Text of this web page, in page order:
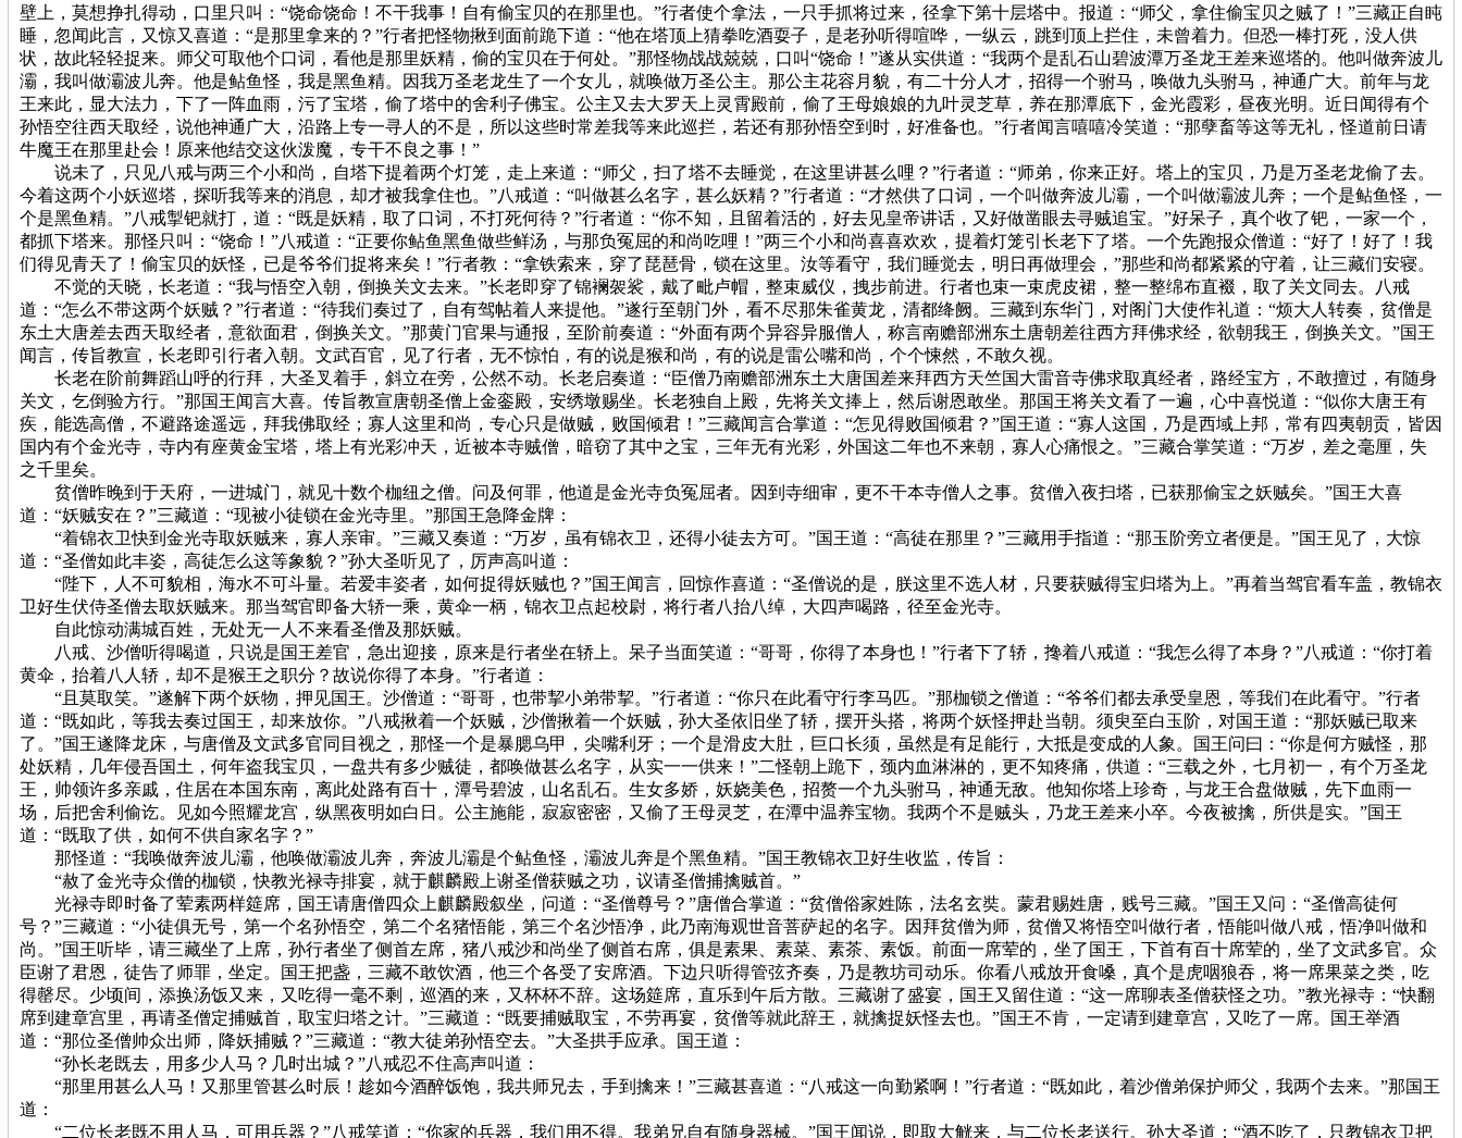
壁上，莫想挣扎得动，口里只叫：“饶命饶命！不干我事！自有偷宝贝的在那里也。”行者使个拿法，一只手抓将过来，径拿下第十层塔中。报道：“师父，拿住偷宝贝之贼了！”三藏正自盹
睡，忽闻此言，又惊又喜道：“是那里拿来的？”行者把怪物揪到面前跪下道：“他在塔顶上猜拳吃酒耍子，是老孙听得喧哗，一纵云，跳到顶上拦住，未曾着力。但恐一棒打死，没人供
状，故此轻轻捉来。师父可取他个口词，看他是那里妖精，偷的宝贝在于何处。”那怪物战战兢兢，口叫“饶命！”遂从实供道：“我两个是乱石山碧波潭万圣龙王差来巡塔的。他叫做奔波儿
灞，我叫做灞波儿奔。他是鲇鱼怪，我是黑鱼精。因我万圣老龙生了一个女儿，就唤做万圣公主。那公主花容月貌，有二十分人才，招得一个驸马，唤做九头驸马，神通广大。前年与龙
王来此，显大法力，下了一阵血雨，污了宝塔，偷了塔中的舍利子佛宝。公主又去大罗天上灵霄殿前，偷了王母娘娘的九叶灵芝草，养在那潭底下，金光霞彩，昼夜光明。近日闻得有个
孙悟空往西天取经，说他神通广大，沿路上专一寻人的不是，所以这些时常差我等来此巡拦，若还有那孙悟空到时，好准备也。”行者闻言嘻嘻冷笑道：“那孽畜等这等无礼，怪道前日请
牛魔王在那里赴会！原来他结交这伙泼魔，专干不良之事！”
说未了，只见八戒与两三个小和尚，自塔下提着两个灯笼，走上来道：“师父，扫了塔不去睡觉，在这里讲甚么哩？”行者道：“师弟，你来正好。塔上的宝贝，乃是万圣老龙偷了去。
今着这两个小妖巡塔，探听我等来的消息，却才被我拿住也。”八戒道：“叫做甚么名字，甚么妖精？”行者道：“才然供了口词，一个叫做奔波儿灞，一个叫做灞波儿奔；一个是鲇鱼怪，一
个是黑鱼精。”八戒掣钯就打，道：“既是妖精，取了口词，不打死何待？”行者道：“你不知，且留着活的，好去见皇帝讲话，又好做凿眼去寻贼追宝。”好呆子，真个收了钯，一家一个，
都抓下塔来。那怪只叫：“饶命！”八戒道：“正要你鲇鱼黑鱼做些鲜汤，与那负冤屈的和尚吃哩！”两三个小和尚喜喜欢欢，提着灯笼引长老下了塔。一个先跑报众僧道：“好了！好了！我
们得见青天了！偷宝贝的妖怪，已是爷爷们捉将来矣！”行者教：“拿铁索来，穿了琵琶骨，锁在这里。汝等看守，我们睡觉去，明日再做理会，”那些和尚都紧紧的守着，让三藏们安寝。
不觉的天晓，长老道：“我与悟空入朝，倒换关文去来。”长老即穿了锦襕袈裟，戴了毗卢帽，整束威仪，拽步前进。行者也束一束虎皮裙，整一整绵布直裰，取了关文同去。八戒
道：“怎么不带这两个妖贼？”行者道：“待我们奏过了，自有驾帖着人来提他。”遂行至朝门外，看不尽那朱雀黄龙，清都绛阙。三藏到东华门，对阁门大使作礼道：“烦大人转奏，贫僧是
东土大唐差去西天取经者，意欲面君，倒换关文。”那黄门官果与通报，至阶前奏道：“外面有两个异容异服僧人，称言南赡部洲东土唐朝差往西方拜佛求经，欲朝我王，倒换关文。”国王
闻言，传旨教宣，长老即引行者入朝。文武百官，见了行者，无不惊怕，有的说是猴和尚，有的说是雷公嘴和尚，个个悚然，不敢久视。
长老在阶前舞蹈山呼的行拜，大圣叉着手，斜立在旁，公然不动。长老启奏道：“臣僧乃南赡部洲东土大唐国差来拜西方天竺国大雷音寺佛求取真经者，路经宝方，不敢擅过，有随身
关文，乞倒验方行。”那国王闻言大喜。传旨教宣唐朝圣僧上金銮殿，安绣墩赐坐。长老独自上殿，先将关文捧上，然后谢恩敢坐。那国王将关文看了一遍，心中喜悦道：“似你大唐王有
疾，能选高僧，不避路途遥远，拜我佛取经；寡人这里和尚，专心只是做贼，败国倾君！”三藏闻言合掌道：“怎见得败国倾君？”国王道：“寡人这国，乃是西域上邦，常有四夷朝贡，皆因
国内有个金光寺，寺内有座黄金宝塔，塔上有光彩冲天，近被本寺贼僧，暗窃了其中之宝，三年无有光彩，外国这二年也不来朝，寡人心痛恨之。”三藏合掌笑道：“万岁，差之毫厘，失
之千里矣。
贫僧昨晚到于天府，一进城门，就见十数个枷纽之僧。问及何罪，他道是金光寺负冤屈者。因到寺细审，更不干本寺僧人之事。贫僧入夜扫塔，已获那偷宝之妖贼矣。”国王大喜
道：“妖贼安在？”三藏道：“现被小徒锁在金光寺里。”那国王急降金牌：
“着锦衣卫快到金光寺取妖贼来，寡人亲审。”三藏又奏道：“万岁，虽有锦衣卫，还得小徒去方可。”国王道：“高徒在那里？”三藏用手指道：“那玉阶旁立者便是。”国王见了，大惊
道：“圣僧如此丰姿，高徒怎么这等象貌？”孙大圣听见了，厉声高叫道：
“陛下，人不可貌相，海水不可斗量。若爱丰姿者，如何捉得妖贼也？”国王闻言，回惊作喜道：“圣僧说的是，朕这里不选人材，只要获贼得宝归塔为上。”再着当驾官看车盖，教锦衣
卫好生伏侍圣僧去取妖贼来。那当驾官即备大轿一乘，黄伞一柄，锦衣卫点起校尉，将行者八抬八绰，大四声喝路，径至金光寺。
自此惊动满城百姓，无处无一人不来看圣僧及那妖贼。
八戒、沙僧听得喝道，只说是国王差官，急出迎接，原来是行者坐在轿上。呆子当面笑道：“哥哥，你得了本身也！”行者下了轿，搀着八戒道：“我怎么得了本身？”八戒道：“你打着
黄伞，抬着八人轿，却不是猴王之职分？故说你得了本身。”行者道：
“且莫取笑。”遂解下两个妖物，押见国王。沙僧道：“哥哥，也带挈小弟带挈。”行者道：“你只在此看守行李马匹。”那枷锁之僧道：“爷爷们都去承受皇恩，等我们在此看守。”行者
道：“既如此，等我去奏过国王，却来放你。”八戒揪着一个妖贼，沙僧揪着一个妖贼，孙大圣依旧坐了轿，摆开头搭，将两个妖怪押赴当朝。须臾至白玉阶，对国王道：“那妖贼已取来
了。”国王遂降龙床，与唐僧及文武多官同目视之，那怪一个是暴腮乌甲，尖嘴利牙；一个是滑皮大肚，巨口长须，虽然是有足能行，大抵是变成的人象。国王问曰：“你是何方贼怪，那
处妖精，几年侵吾国土，何年盗我宝贝，一盘共有多少贼徒，都唤做甚么名字，从实一一供来！”二怪朝上跪下，颈内血淋淋的，更不知疼痛，供道：“三载之外，七月初一，有个万圣龙
王，帅领许多亲戚，住居在本国东南，离此处路有百十，潭号碧波，山名乱石。生女多娇，妖娆美色，招赘一个九头驸马，神通无敌。他知你塔上珍奇，与龙王合盘做贼，先下血雨一
场，后把舍利偷讫。见如今照耀龙宫，纵黑夜明如白日。公主施能，寂寂密密，又偷了王母灵芝，在潭中温养宝物。我两个不是贼头，乃龙王差来小卒。今夜被擒，所供是实。”国王
道：“既取了供，如何不供自家名字？”
那怪道：“我唤做奔波儿灞，他唤做灞波儿奔，奔波儿灞是个鲇鱼怪，灞波儿奔是个黑鱼精。”国王教锦衣卫好生收监，传旨：
“赦了金光寺众僧的枷锁，快教光禄寺排宴，就于麒麟殿上谢圣僧获贼之功，议请圣僧捕擒贼首。”
光禄寺即时备了荤素两样筵席，国王请唐僧四众上麒麟殿叙坐，问道：“圣僧尊号？”唐僧合掌道：“贫僧俗家姓陈，法名玄奘。蒙君赐姓唐，贱号三藏。”国王又问：“圣僧高徒何
号？”三藏道：“小徒俱无号，第一个名孙悟空，第二个名猪悟能，第三个名沙悟净，此乃南海观世音菩萨起的名字。因拜贫僧为师，贫僧又将悟空叫做行者，悟能叫做八戒，悟净叫做和
尚。”国王听毕，请三藏坐了上席，孙行者坐了侧首左席，猪八戒沙和尚坐了侧首右席，俱是素果、素菜、素茶、素饭。前面一席荤的，坐了国王，下首有百十席荤的，坐了文武多官。众
臣谢了君恩，徒告了师罪，坐定。国王把盏，三藏不敢饮酒，他三个各受了安席酒。下边只听得管弦齐奏，乃是教坊司动乐。你看八戒放开食嗓，真个是虎咽狼吞，将一席果菜之类，吃
得罄尽。少顷间，添换汤饭又来，又吃得一毫不剩，巡酒的来，又杯杯不辞。这场筵席，直乐到午后方散。三藏谢了盛宴，国王又留住道：“这一席聊表圣僧获怪之功。”教光禄寺：“快翻
席到建章宫里，再请圣僧定捕贼首，取宝归塔之计。”三藏道：“既要捕贼取宝，不劳再宴，贫僧等就此辞王，就擒捉妖怪去也。”国王不肯，一定请到建章宫，又吃了一席。国王举酒
道：“那位圣僧帅众出师，降妖捕贼？”三藏道：“教大徒弟孙悟空去。”大圣拱手应承。国王道：
“孙长老既去，用多少人马？几时出城？”八戒忍不住高声叫道：
“那里用甚么人马！又那里管甚么时辰！趁如今酒醉饭饱，我共师兄去，手到擒来！”三藏甚喜道：“八戒这一向勤紧啊！”行者道：“既如此，着沙僧弟保护师父，我两个去来。”那国王
道：
“二位长老既不用人马，可用兵器？”八戒笑道：“你家的兵器，我们用不得。我弟兄自有随身器械。”国王闻说，即取大觥来，与二位长老送行。孙大圣道：“酒不吃了，只教锦衣卫把